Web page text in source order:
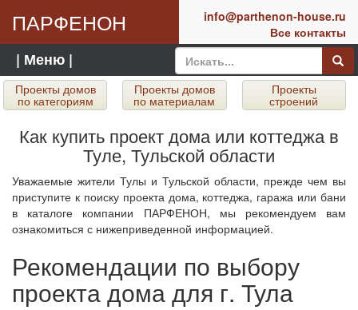
ПАРФЕНОН
info@parthenon-house.ru
Все контакты
| Меню |
Проекты домов
по категориям
Проекты домов
по материалам
Проекты
строений
Как купить проект дома или коттеджа в
Туле, Тульской области
Уважаемые жители Тулы и Тульской области, прежде чем вы
приступите к поиску проекта дома, коттеджа, гаража или бани
в каталоге компании ПАРФЕНОН, мы рекомендуем вам
ознакомиться с нижеприведенной информацией.
Рекомендации по выбору
проекта дома для г. Тула